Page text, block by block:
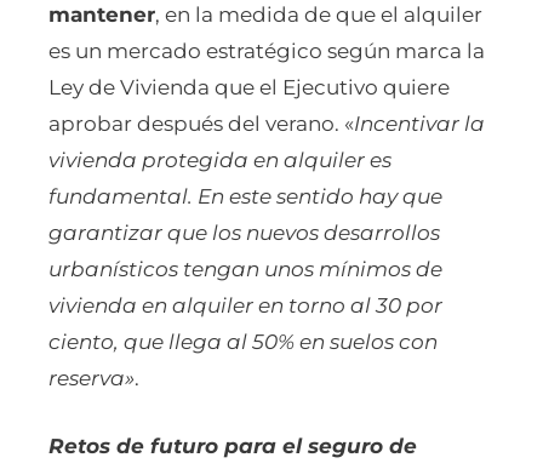
mantener, en la medida de que el alquiler
es un mercado estratégico según marca la
Ley de Vivienda que el Ejecutivo quiere
aprobar después del verano. «Incentivar la
vivienda protegida en alquiler es
fundamental. En este sentido hay que
garantizar que los nuevos desarrollos
urbanísticos tengan unos mínimos de
vivienda en alquiler en torno al 30 por
ciento, que llega al 50% en suelos con
reserva».
Retos de futuro para el seguro de